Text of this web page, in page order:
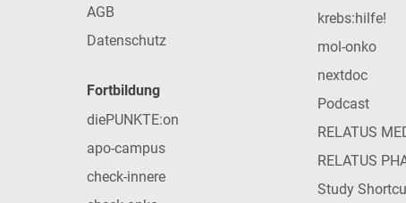
AGB
Datenschutz
Fortbildung
diePUNKTE:on
apo-campus
check-innere
krebs:hilfe!
mol-onko
nextdoc
Podcast
RELATUS
RELATUS
Study